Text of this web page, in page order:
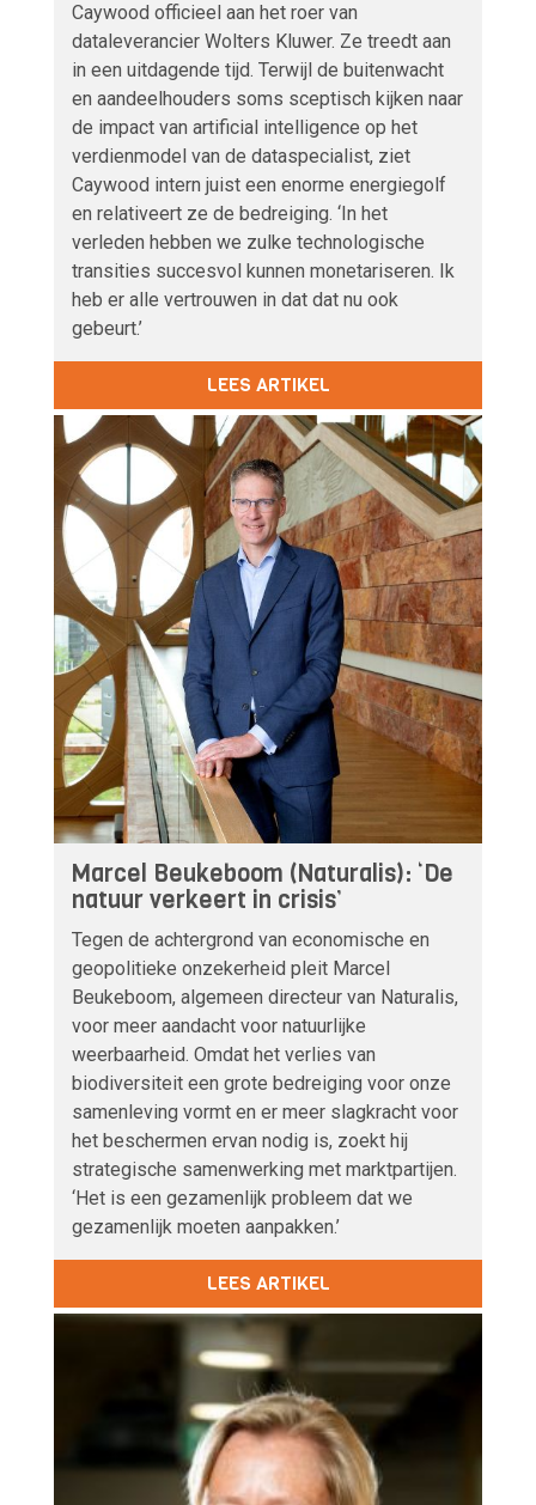
Caywood officieel aan het roer van
dataleverancier Wolters Kluwer. Ze treedt aan
in een uitdagende tijd. Terwijl de buitenwacht
en aandeelhouders soms sceptisch kijken naar
de impact van artificial intelligence op het
verdienmodel van de dataspecialist, ziet
Caywood intern juist een enorme energiegolf
en relativeert ze de bedreiging. ‘In het
verleden hebben we zulke technologische
transities succesvol kunnen monetariseren. Ik
heb er alle vertrouwen in dat dat nu ook
gebeurt.’
LEES ARTIKEL
Marcel Beukeboom (Naturalis): ‘De
natuur verkeert in crisis’
Tegen de achtergrond van economische en
geopolitieke onzekerheid pleit Marcel
Beukeboom, algemeen directeur van Naturalis,
voor meer aandacht voor natuurlijke
weerbaarheid. Omdat het verlies van
biodiversiteit een grote bedreiging voor onze
samenleving vormt en er meer slagkracht voor
het beschermen ervan nodig is, zoekt hij
strategische samenwerking met marktpartijen.
‘Het is een gezamenlijk probleem dat we
gezamenlijk moeten aanpakken.’
LEES ARTIKEL